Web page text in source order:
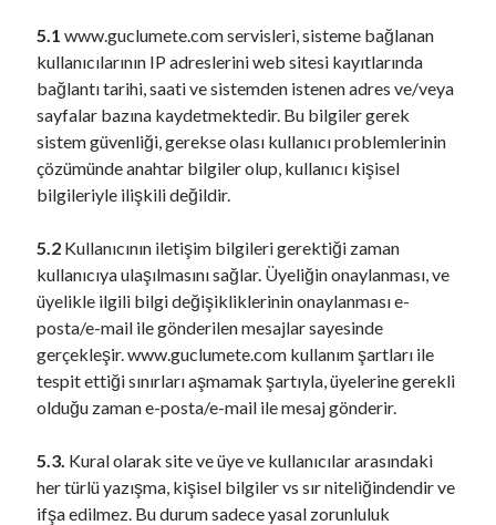
5.1 www.guclumete.com servisleri, sisteme bağlanan
kullanıcılarının IP adreslerini web sitesi kayıtlarında
bağlantı tarihi, saati ve sistemden istenen adres ve/veya
sayfalar bazına kaydetmektedir. Bu bilgiler gerek
sistem güvenliği, gerekse olası kullanıcı problemlerinin
çözümünde anahtar bilgiler olup, kullanıcı kişisel
bilgileriyle ilişkili değildir.
5.2 Kullanıcının iletişim bilgileri gerektiği zaman
kullanıcıya ulaşılmasını sağlar. Üyeliğin onaylanması, ve
üyelikle ilgili bilgi değişikliklerinin onaylanması e-
posta/e-mail ile gönderilen mesajlar sayesinde
gerçekleşir. www.guclumete.com kullanım şartları ile
tespit ettiği sınırları aşmamak şartıyla, üyelerine gerekli
olduğu zaman e-posta/e-mail ile mesaj gönderir.
5.3. Kural olarak site ve üye ve kullanıcılar arasındaki
her türlü yazışma, kişisel bilgiler vs sır niteliğindendir ve
ifşa edilmez. Bu durum sadece yasal zorunluluk